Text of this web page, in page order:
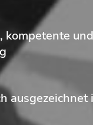
kompetente
ausgezeichnet